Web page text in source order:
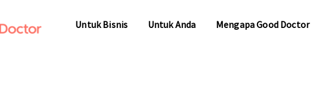
Untuk Bisnis Untuk Anda Mengapa Good Doctor